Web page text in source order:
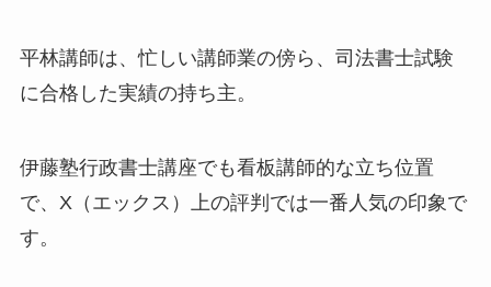
平林講師は、忙しい講師業の傍ら、司法書士試験
に合格した実績の持ち主。
伊藤塾行政書士講座でも看板講師的な立ち位置
で、X（エックス）上の評判では一番人気の印象で
す。